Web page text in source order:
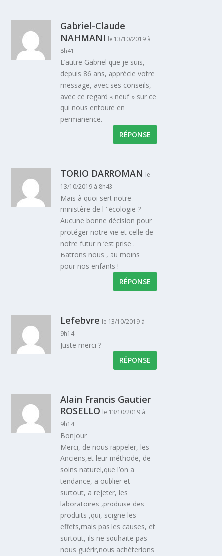
Gabriel-Claude
NAHMANI le 13/10/2019 à
8h41
L’autre Gabriel que je suis,
depuis 86 ans, apprécie votre
message, avec ses conseils,
avec ce regard « neuf » sur ce
qui nous entoure en
permanence.
RÉPONSE
TORIO DARROMAN le
13/10/2019 à 8h43
Mais à quoi sert notre
ministère de l ‘ écologie ?
Aucune bonne décision pour
protéger notre vie et celle de
notre futur n ‘est prise .
Battons nous , au moins
pour nos enfants !
RÉPONSE
Lefebvre le 13/10/2019 à
9h14
Juste merci ?
RÉPONSE
Alain Francis Gautier
ROSELLO le 13/10/2019 à
9h14
Bonjour
Merci, de nous rappeler, les
Anciens,et leur méthode, de
soins naturel,que l’on a
tendance, a oublier et
surtout, a rejeter, les
laboratoires ,produise des
produits ,qui, soigne les
effets,mais pas les causes, et
surtout, ils ne souhaite pas
nous guérir,nous achèterions